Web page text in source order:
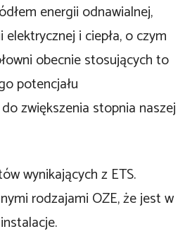
energii odnawialnej,
i ciepła, o czym
obecnie stosujących to
potencjału
zwiększenia stopnia naszej
wynikających z ETS.
rodzajami OZE, że jest w